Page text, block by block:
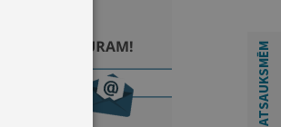
ATSAUKSMĒM